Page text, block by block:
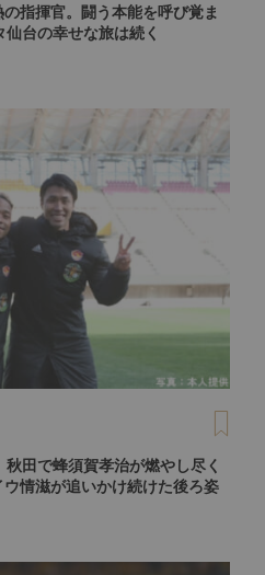
指揮官。闘う本能を呼び覚ま
台の幸せな旅は続く
秋田で蜂須賀孝治が燃やし尽く
ウ情滋が追いかけ続けた後ろ姿